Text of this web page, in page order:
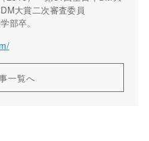
大賞二次審査委員
部卒。
一覧へ